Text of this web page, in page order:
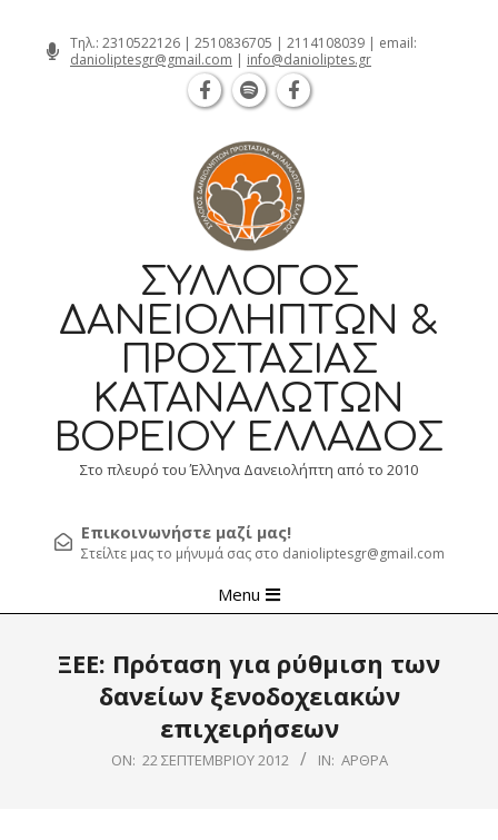
Τηλ.: 2310522126 | 2510836705 | 2114108039 | email:
danioliptesgr@gmail.com | info@danioliptes.gr
ΣΎΛΛΟΓΟΣ
ΔΑΝΕΙΟΛΗΠΤΏΝ &
ΠΡΟΣΤΑΣΊΑΣ
ΚΑΤΑΝΑΛΩΤΏΝ
ΒΟΡΕΊΟΥ ΕΛΛΆΔΟΣ
Στο πλευρό του Έλληνα Δανειολήπτη από το 2010
Επικοινωνήστε μαζί μας!
Στείλτε μας το μήνυμά σας στο danioliptesgr@gmail.com
Navigation
Menu
ΞΕΕ: Πρόταση για ρύθμιση των
δανείων ξενοδοχειακών
επιχειρήσεων
ON: 22 ΣΕΠΤΕΜΒΡΊΟΥ 2012 IN: ΆΡΘΡΑ